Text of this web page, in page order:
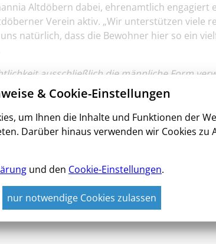
Altdöbern dabei, ehrenamtlich engagiert
Verein aktiv. „Wir unterstützen viele
natürlich, dass die Bewohner hier so ein
ausschließlich die männliche Form
alle Geschlechter.
& Cookie-Einstellungen
um Ihnen die Inhalte und Funktionen der
Darüber hinaus verwenden wir Cookies zu
und den Cookie-Einstellungen.
nur notwendige Cookies zulassen